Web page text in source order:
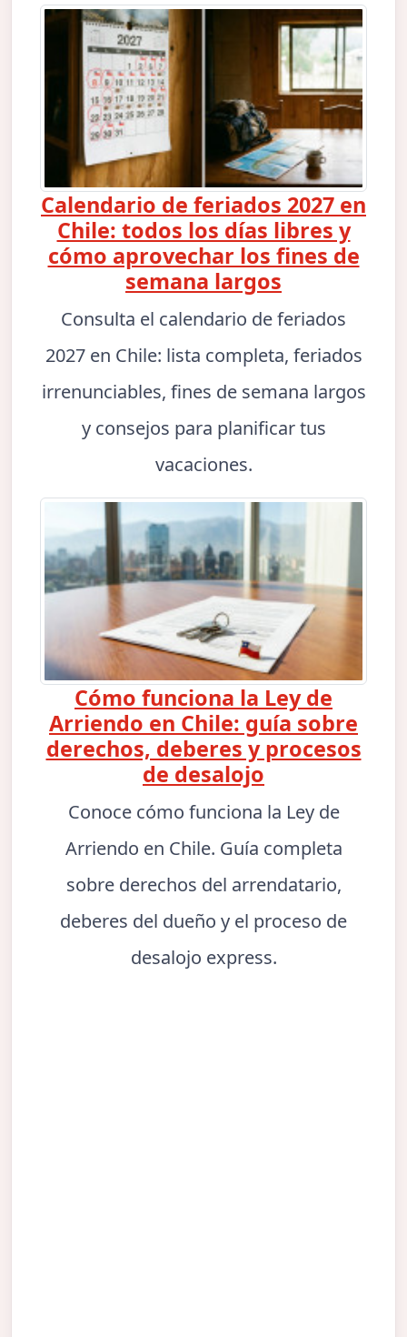
Calendario de feriados 2027 en
Chile: todos los días libres y
cómo aprovechar los fines de
semana largos
Consulta el calendario de feriados
2027 en Chile: lista completa, feriados
irrenunciables, fines de semana largos
y consejos para planificar tus
vacaciones.
Cómo funciona la Ley de
Arriendo en Chile: guía sobre
derechos, deberes y procesos
de desalojo
Conoce cómo funciona la Ley de
Arriendo en Chile. Guía completa
sobre derechos del arrendatario,
deberes del dueño y el proceso de
desalojo express.